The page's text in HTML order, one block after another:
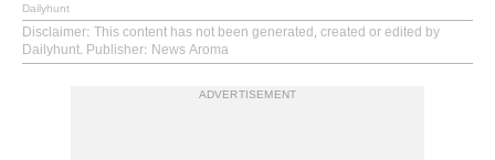
Dailyhunt
Disclaimer: This content has not been generated, created or edited by
Dailyhunt. Publisher: News Aroma
ADVERTISEMENT